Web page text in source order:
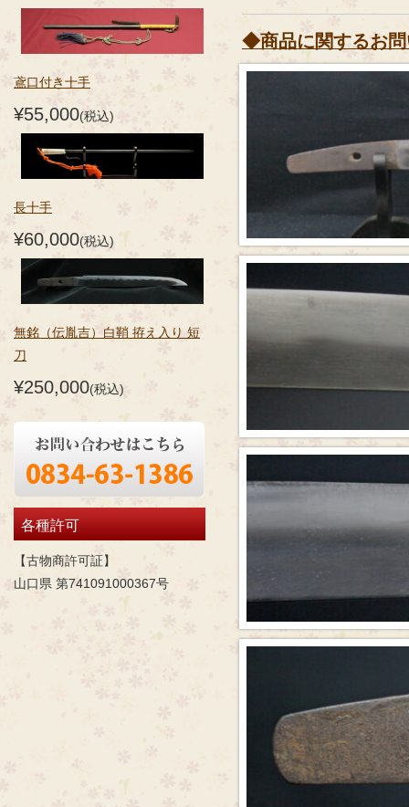
鳶口付き十手
¥55,000(税込)
長十手
¥60,000(税込)
無銘（伝胤吉）白鞘 拵え入り 短
刀
¥250,000(税込)
各種許可
【古物商許可証】
山口県 第741091000367号
◆商品に関するお